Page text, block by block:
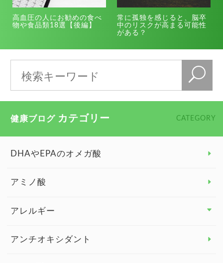
高血圧の人にお勧めの食べ
物や食品類18選【後編】
常に孤独を感じると、脳卒
中のリスクが高まる可能性
がある？
健康ブログ カテゴリー CATEGORY
DHAやEPAのオメガ酸
アミノ酸
アレルギー
アレルギー トップ
アンチオキシダント